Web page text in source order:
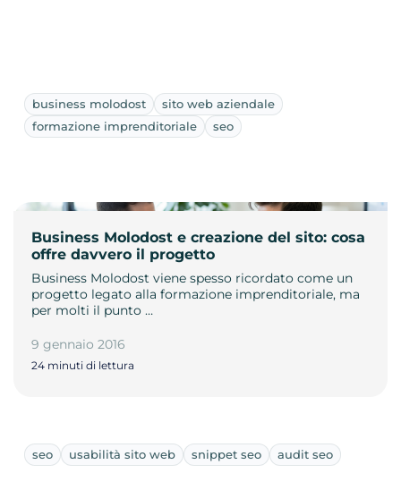
business molodost
sito web aziendale
formazione imprenditoriale
seo
Business Molodost e creazione del sito: cosa
offre davvero il progetto
Business Molodost viene spesso ricordato come un
progetto legato alla formazione imprenditoriale, ma
per molti il punto …
9 gennaio 2016
24 minuti di lettura
seo usabilità sito web snippet seo audit seo